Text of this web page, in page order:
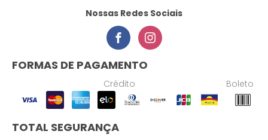
Nossas Redes Sociais
FORMAS DE PAGAMENTO
Crédito Boleto
TOTAL SEGURANÇA